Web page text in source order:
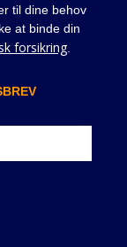
til dine behov
at binde din
forsikring.